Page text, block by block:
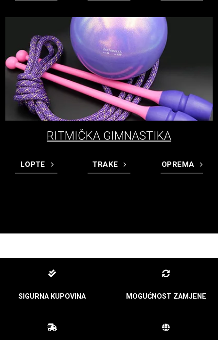
RITMIČKA GIMNASTIKA
LOPTE TRAKE OPREMA
SIGURNA KUPOVINA MOGUĆNOST ZAMJENE